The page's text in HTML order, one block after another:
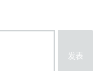
发表